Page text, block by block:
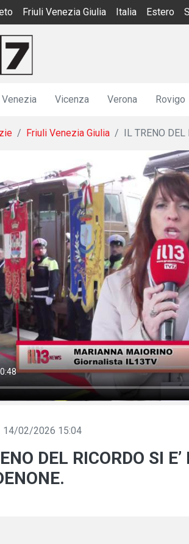
Friuli Venezia Giulia Italia Estero
Venezia Vicenza Verona Rovigo
Friuli Venezia Giulia IL TRENO DEL
14/02/2026 15:04
DEL RICORDO SI